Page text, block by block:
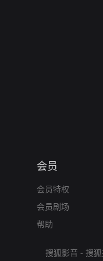
会员
会员特权
会员剧场
帮助
搜狐影音 - 搜